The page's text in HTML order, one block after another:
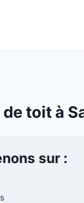
de toit à
sur :